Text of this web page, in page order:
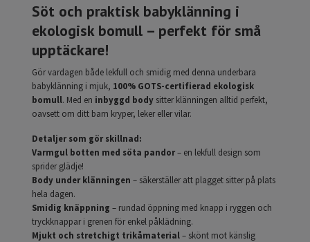
Söt och praktisk babyklänning i
ekologisk bomull – perfekt för små
upptäckare!
Gör vardagen både lekfull och smidig med denna underbara
babyklänning i mjuk, 100% GOTS-certifierad ekologisk
bomull. Med en inbyggd body sitter klänningen alltid perfekt,
oavsett om ditt barn kryper, leker eller vilar.
Detaljer som gör skillnad:
Varmgul botten med söta pandor– en lekfull design som
sprider glädje!
Body under klänningen – säkerställer att plagget sitter på plats
hela dagen.
Smidig knäppning – rundad öppning med knapp i ryggen och
tryckknappar i grenen för enkel påklädning.
Mjukt och stretchigt trikåmaterial– skönt mot känslig